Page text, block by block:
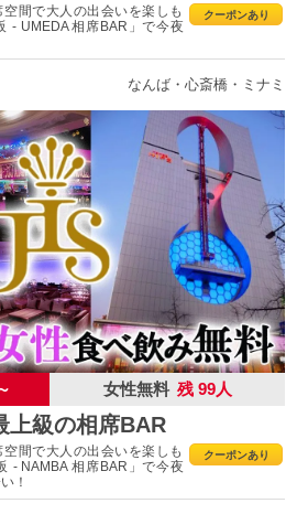
クーポンあり
空間で大人の出会いを楽しも
- UMEDA 相席BAR」で今夜
なんば・心斎橋・ミナミ
女性無料 残 99人
上級の相席BAR
クーポンあり
空間で大人の出会いを楽しも
- NAMBA 相席BAR」で今夜
！